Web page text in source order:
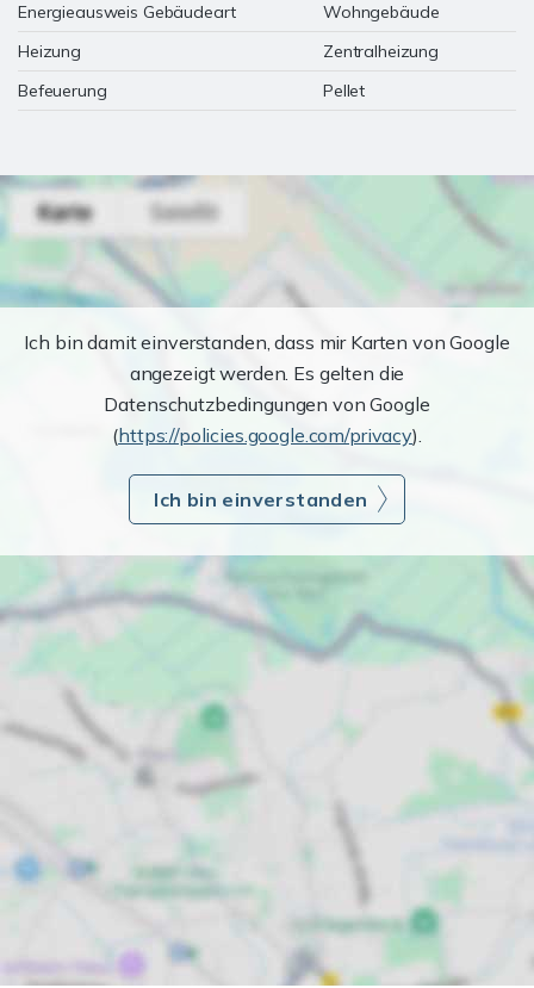
Energieausweis Gebäudeart
Wohngebäude
Heizung
Zentralheizung
Befeuerung
Pellet
Ich bin damit einverstanden, dass mir Karten von Google
angezeigt werden. Es gelten die
Datenschutzbedingungen von Google
(https://policies.google.com/privacy).
Ich bin einverstanden